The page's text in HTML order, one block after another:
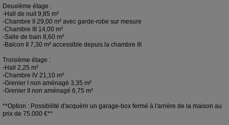
Deuxième étage :
-Hall de nuit 9,85 m²
-Chambre II 29,00 m² avec garde-robe sur mesure
-Chambre III 14,00 m²
-Salle de bain 8,60 m²
-Balcon II 7,30 m² accessible depuis la chambre III
Troisième étage :
-Hall 2,25 m²
-Chambre IV 21,10 m²
-Grenier I non aménagé 3,35 m²
-Grenier II non aménagé 6,75 m²
**Option : Possibilité d'acquérir un garage-box fermé à l'arrière de la maison au
prix de 75.000 €**